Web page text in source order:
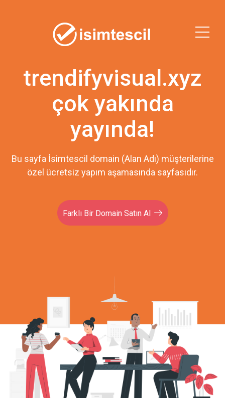
trendifyvisual.xyz
çok yakında
yayında!
Bu sayfa İsimtescil domain (Alan Adı) müşterilerine
özel ücretsiz yapım aşamasında sayfasıdır.
Farklı Bir Domain Satın Al